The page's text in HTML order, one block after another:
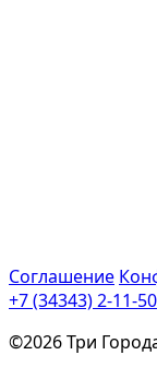
Соглашение
+7 (34343) 2-11-50
©2026 Три